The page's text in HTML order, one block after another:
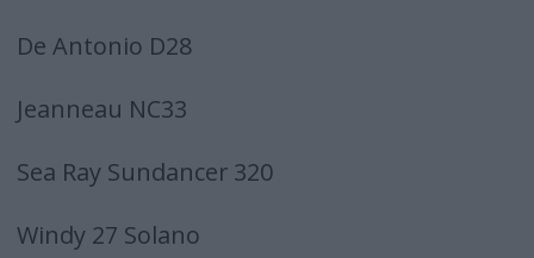
De Antonio D28
Jeanneau NC33
Sea Ray Sundancer 320
Windy 27 Solano